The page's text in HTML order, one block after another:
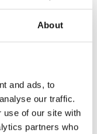
About
and ads, to
our traffic.
use of our site with
partners who
Pink